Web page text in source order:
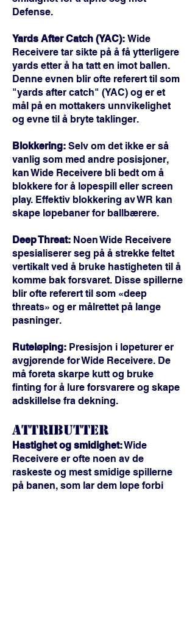
Defense.
Yards After Catch (YAC): Wide
Receivere tar sikte på å få ytterligere
yards etter å ha tatt en imot ballen.
Denne evnen blir ofte referert til som
"yards after catch" (YAC) og er et
mål på en mottakers unnvikelighet
og evne til å bryte taklinger.
Blokkering: Selv om det ikke er så
vanlig som med andre posisjoner,
kan Wide Receivere bli bedt om å
blokkere for å løpespill eller screen
play. Effektiv blokkering av WR kan
skape løpebaner for ballbærere.
Deep Threat: Noen Wide Receivere
spesialiserer seg på å strekke feltet
vertikalt ved å bruke hastigheten til å
komme bak forsvaret. Disse spillerne
blir ofte referert til som «deep
threats» og er målrettet på lange
pasninger.
Ruteløping: Presisjon i løpeturer er
avgjørende for Wide Receivere. De
må foreta skarpe kutt og bruke
finting for å lure forsvarere og skape
adskillelse fra dekning.
Attributter
Hastighet og smidighet:Wide
Receivere er ofte noen av de
raskeste og mest smidige spillerne
på banen, som lar dem løpe forbi